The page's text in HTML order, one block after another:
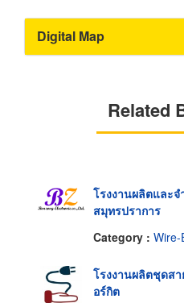
Digital Map
Related
โรงงานผลิตและ
สมุทรปราการ
Category : Wire-
โรงงานผลิตชุดส
อร์กิต